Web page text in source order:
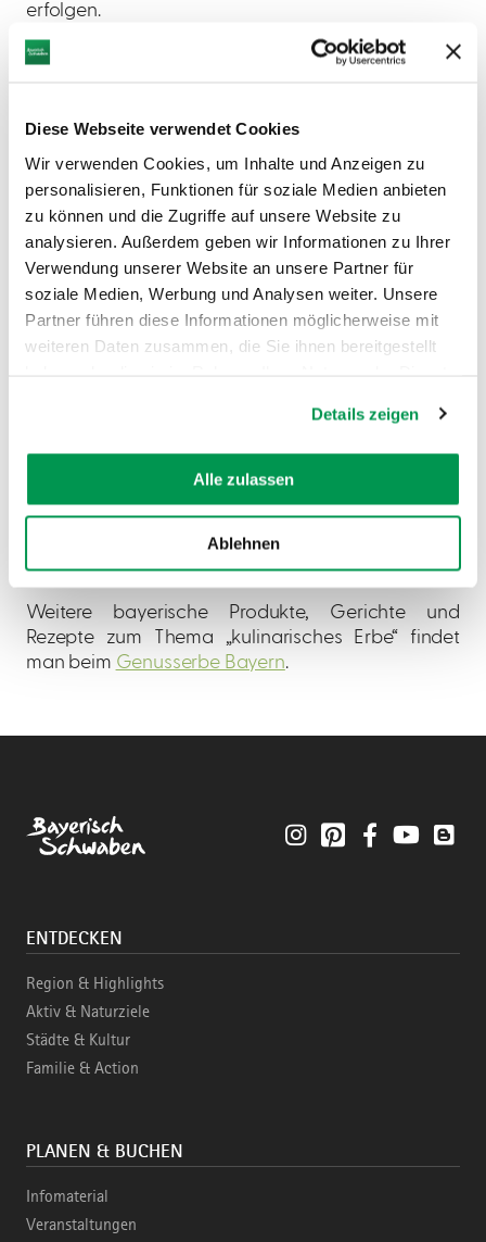
Diese Webseite verwendet Cookies
Wir verwenden Cookies, um Inhalte und Anzeigen zu
personalisieren, Funktionen für soziale Medien anbieten
zu können und die Zugriffe auf unsere Website zu
analysieren. Außerdem geben wir Informationen zu Ihrer
Verwendung unserer Website an unsere Partner für
soziale Medien, Werbung und Analysen weiter. Unsere
Partner führen diese Informationen möglicherweise mit
weiteren Daten zusammen, die Sie ihnen bereitgestellt
Details zeigen
Alle zulassen
Ablehnen
erfolgen.
In Bayerisch-Schwaben gibt es gleich zwei
regionaltypische Gerichte, die das Label „g.g.A.“
Die Arche des Geschmacks:
Food“. Das Ziel: Lokale und regionale Lebensmittel,
Nutztier- und Nutzpflanzenarten sowie Gerichte,
die mangels Angebot auszusterben drohen, vor
dem Vergessen zu retten. Mit dem Wissen, dass
biologische Vielfalt regionale Wurzeln besitzt,
bewahrt die "Arche des Geschmacks" das
kulinarische Erbe der Regionen.
Auf der Arche befindet sich auch ein Bayerisch-
Besondere Genussschätze und Spezialitäten:
Das
Landwirtschaftsministeriums, weist darüber
Spezialitäten aus. Zahlreiche bayerisch-
schwäbische Produkte und Gerichte lassen sich
hier aufstöbern.
Weitere bayerische Produkte, Gerichte und
Rezepte zum Thema „kulinarisches Erbe“ findet
man beim Genusserbe Bayern.
InstagramPinterestFacebookYouTube
ENTDECKEN
Region & Highlights
Aktiv & Naturziele
Städte & Kultur
Familie & Action
PLANEN & BUCHEN
Infomaterial
Veranstaltungen